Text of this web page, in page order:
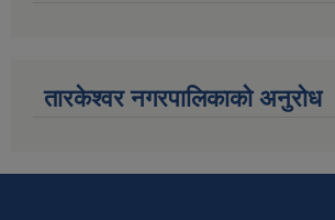
तारकेश्वर नगरपालिकाको अनुरोध